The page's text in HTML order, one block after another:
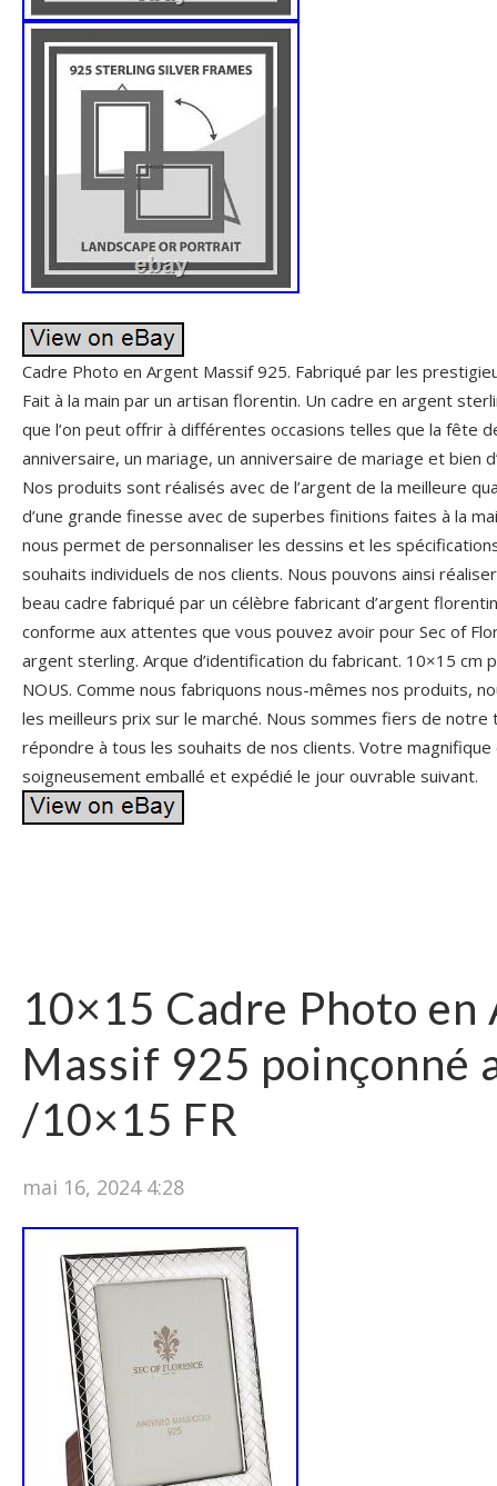
Cadre Photo en Argent Massif 925. Fabriqué par les
Fait à la main par un artisan florentin. Un cadre en argent
que l’on peut offrir à différentes occasions telles que la fête
anniversaire, un mariage, un anniversaire de mariage et bien
Nos produits sont réalisés avec de l’argent de la meilleure
d’une grande finesse avec de superbes finitions faites à la
nous permet de personnaliser les dessins et les
souhaits individuels de nos clients. Nous pouvons ainsi
beau cadre fabriqué par un célèbre fabricant d’argent
conforme aux attentes que vous pouvez avoir pour Sec of
argent sterling. Arque d’identification du fabricant. 10×15 cm
NOUS. Comme nous fabriquons nous-mêmes nos produits,
les meilleurs prix sur le marché. Nous sommes fiers de notre
répondre à tous les souhaits de nos clients. Votre
soigneusement emballé et expédié le jour ouvrable suivant.
10×15 Cadre Photo en
Massif 925 poinçonné
/10×15 FR
mai 16, 2024 4:28